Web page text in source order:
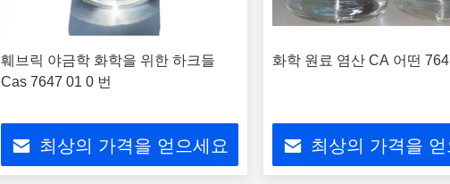
훼브릭 야금학 화학을 위한 하크들
Cas 7647 01 0 번
최상의 가격을 얻으세요
화학 원료 염산 CA 어떤
최상의 가격을 얻